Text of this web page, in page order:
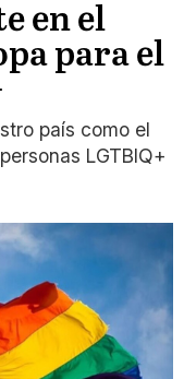
en el
para el
país como el
LGTBIQ+